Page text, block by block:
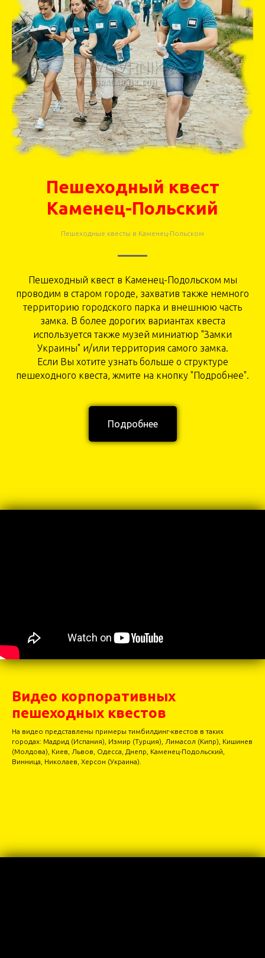
Пешеходный квест
Каменец-Польский
Пешеходные квесты в Каменец-Польском
Пешеходный квест в Каменец-Подольском мы
проводим в старом городе, захватив также немного
территорию городского парка и внешнюю часть
замка. В более дорогих вариантах квеста
используется также музей миниатюр "Замки
Украины" и/или территория самого замка.
Если Вы хотите узнать больше о структуре
пешеходного квеста, жмите на кнопку "Подробнее".
Подробнее
Видео корпоративных
пешеходных квестов
На видео представлены примеры тимбилдинг-квестов в таких
городах: Мадрид (Испания), Измир (Турция), Лимасол (Кипр), Кишинев
(Молдова), Киев, Львов, Одесса, Днепр, Каменец-Подольский,
Винница, Николаев, Херсон (Украина).